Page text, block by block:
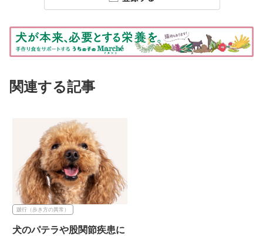
関連する記事
跛行（歩き方の異常）
犬のパテラや股関節疾患に